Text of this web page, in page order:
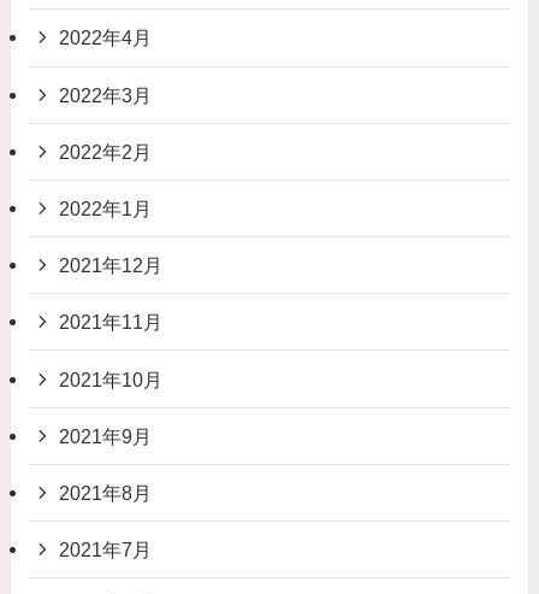
2022年4月
2022年3月
2022年2月
2022年1月
2021年12月
2021年11月
2021年10月
2021年9月
2021年8月
2021年7月